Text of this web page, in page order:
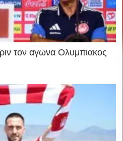
τον αγωνα Ολυμπιακος